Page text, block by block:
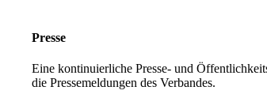
Presse
Eine kontinuierliche Presse- und
die Pressemeldungen des Verbandes.